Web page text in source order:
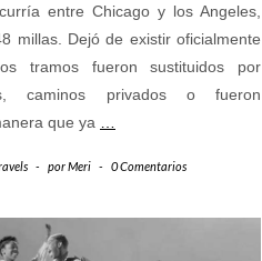
entre Chicago y los Angeles,
millas. Dejó de existir oficialmente
tramos fueron sustituidos por
caminos privados o fueron
que ya …
- porMeri - 0 Comentarios